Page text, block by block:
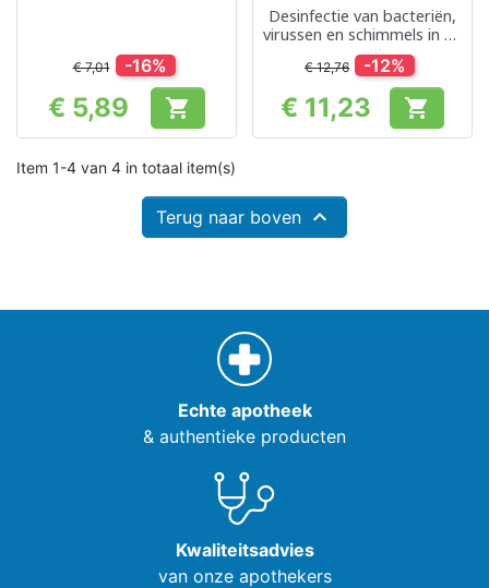
€ 7,01 -16%
Prijs
€ 5,89 
Desinfectie van bacteriën,
virussen en schimmels in de
vagina
€ 12,76 -12%
Prijs
€ 11,23 
Item 1-4 van 4 in totaal item(s)
Terug naar boven 
Echte apotheek
& authentieke producten
Kwaliteitsadvies
van onze apothekers